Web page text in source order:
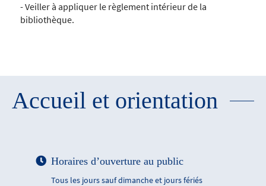
- Veiller à appliquer le règlement intérieur de la
bibliothèque.
Accueil et orientation
Horaires d’ouverture au public
Tous les jours sauf dimanche et jours fériés